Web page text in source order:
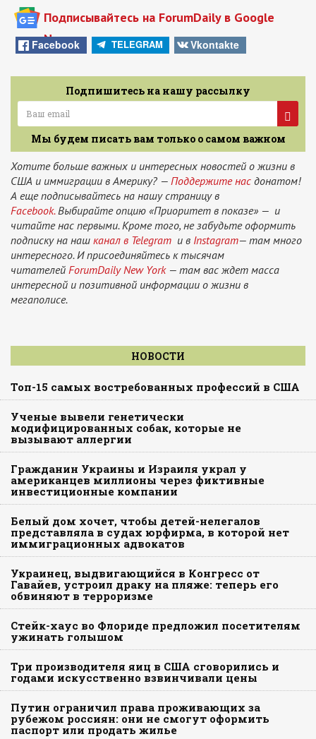
Подписывайтесь на ForumDaily в Google
News
Facebook TELEGRAM Vkontakte
Подпишитесь на нашу рассылку
Мы будем писать вам только о самом важном
Хотите больше важных и интересных новостей о жизни в
США и иммиграции в Америку? — Поддержите нас донатом!
А еще подписывайтесь на нашу страницу в
Facebook.Выбирайте опцию «Приоритет в показе» — и
читайте нас первыми. Кроме того, не забудьте оформить
подписку на наш канал в Telegram и в Instagram— там много
интересного. И присоединяйтесь к тысячам
читателей ForumDaily New York— там вас ждет масса
интересной и позитивной информации о жизни в
мегаполисе.
НОВОСТИ
Топ-15 самых востребованных профессий в США
Ученые вывели генетически
модифицированных собак, которые не
вызывают аллергии
Гражданин Украины и Израиля украл у
американцев миллионы через фиктивные
инвестиционные компании
Белый дом хочет, чтобы детей-нелегалов
представляла в судах юрфирма, в которой нет
иммиграционных адвокатов
Украинец, выдвигающийся в Конгресс от
Гавайев, устроил драку на пляже: теперь его
обвиняют в терроризме
Стейк-хаус во Флориде предложил посетителям
ужинать голышом
Три производителя яиц в США сговорились и
годами искусственно взвинчивали цены
Путин ограничил права проживающих за
рубежом россиян: они не смогут оформить
паспорт или продать жилье